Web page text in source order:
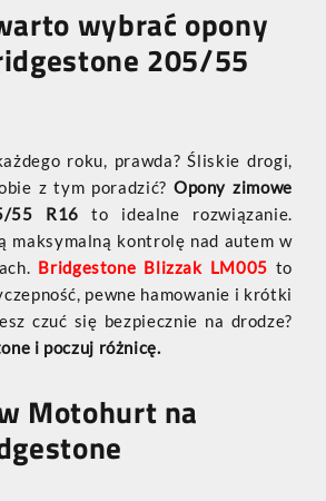
wybrać opony
205/55
roku, prawda? Śliskie drogi,
z tym poradzić? Opony zimowe
55 R16 to idealne rozwiązanie.
maksymalną kontrolę nad autem w
Bridgestone Blizzak LM005 to
pewne hamowanie i krótki
czuć się bezpiecznie na drodze?
i poczuj różnicę.
Motohurt na